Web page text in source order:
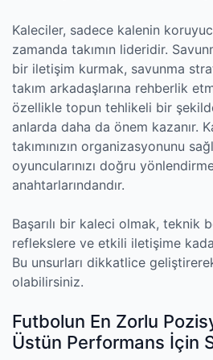
Kaleciler, sadece kalenin
zamanda takımın lideridir.
bir iletişim kurmak, savunma
takım arkadaşlarına rehberlik
özellikle topun tehlikeli bir
anlarda daha da önem kazanır.
takımınızın organizasyonunu
oyuncularınızı doğru
anahtarlarındandır.
Başarılı bir kaleci olmak, teknik
reflekslere ve etkili iletişime
Bu unsurları dikkatlice
olabilirsiniz.
Futbolun En Zorlu
Üstün Performans İçin